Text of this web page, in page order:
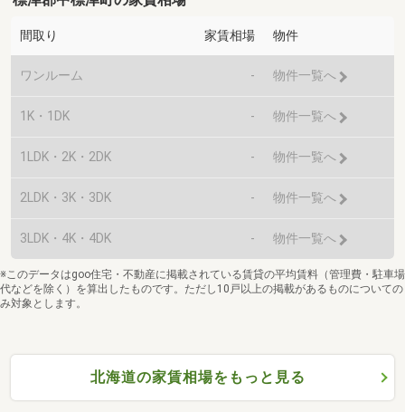
間取り 家賃相場 物件
ワンルーム - 物件一覧へ
1K・1DK - 物件一覧へ
1LDK・2K・2DK - 物件一覧へ
2LDK・3K・3DK - 物件一覧へ
3LDK・4K・4DK - 物件一覧へ
※このデータはgoo住宅・不動産に掲載されている賃貸の平均賃料（管理費・駐車場
代などを除く）を算出したものです。ただし10戸以上の掲載があるものについての
み対象とします。
北海道の家賃相場をもっと見る